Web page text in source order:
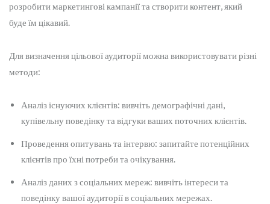
розробити маркетингові кампанії та створити контент, який
буде їм цікавий.
Для визначення цільової аудиторії можна використовувати різні
методи:
Аналіз існуючих клієнтів: вивчіть демографічні дані,
купівельну поведінку та відгуки ваших поточних клієнтів.
Проведення опитувань та інтервю: запитайте потенційних
клієнтів про їхні потреби та очікування.
Аналіз даних з соціальних мереж: вивчіть інтереси та
поведінку вашої аудиторії в соціальних мережах.